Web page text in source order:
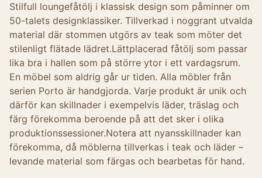
Stilfull loungefåtölj i klassisk design som påminner om
50-talets designklassiker. Tillverkad i noggrant utvalda
material där stommen utgörs av teak som möter det
stilenligt flätade lädret.Lättplacerad fåtölj som passar
lika bra i hallen som på större ytor i ett vardagsrum.
En möbel som aldrig går ur tiden. Alla möbler från
serien Porto är handgjorda. Varje produkt är unik och
därför kan skillnader i exempelvis läder, träslag och
färg förekomma beroende på att det sker i olika
produktionssessioner.Notera att nyansskillnader kan
förekomma, då möblerna tillverkas i teak och läder –
levande material som färgas och bearbetas för hand.